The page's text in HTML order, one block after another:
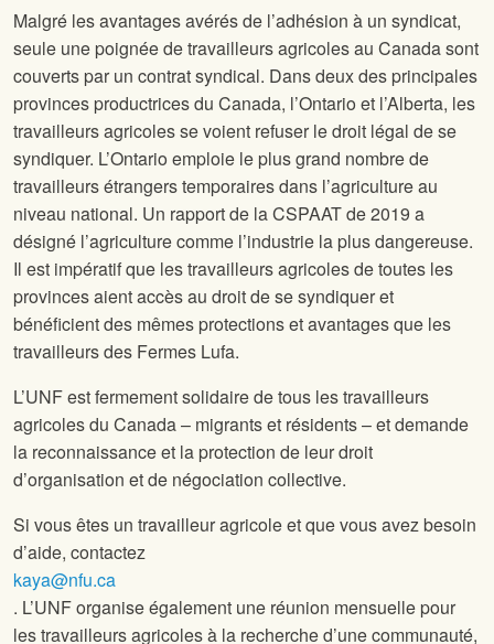
Malgré les avantages avérés de l’adhésion à un syndicat,
seule une poignée de travailleurs agricoles au Canada sont
couverts par un contrat syndical. Dans deux des principales
provinces productrices du Canada, l’Ontario et l’Alberta, les
travailleurs agricoles se voient refuser le droit légal de se
syndiquer. L’Ontario emploie le plus grand nombre de
travailleurs étrangers temporaires dans l’agriculture au
niveau national. Un rapport de la CSPAAT de 2019 a
désigné l’agriculture comme l’industrie la plus dangereuse.
Il est impératif que les travailleurs agricoles de toutes les
provinces aient accès au droit de se syndiquer et
bénéficient des mêmes protections et avantages que les
travailleurs des Fermes Lufa.
L’UNF est fermement solidaire de tous les travailleurs
agricoles du Canada – migrants et résidents – et demande
la reconnaissance et la protection de leur droit
d’organisation et de négociation collective.
Si vous êtes un travailleur agricole et que vous avez besoin
d’aide, contactez
kaya@nfu.ca
. L’UNF organise également une réunion mensuelle pour
les travailleurs agricoles à la recherche d’une communauté,